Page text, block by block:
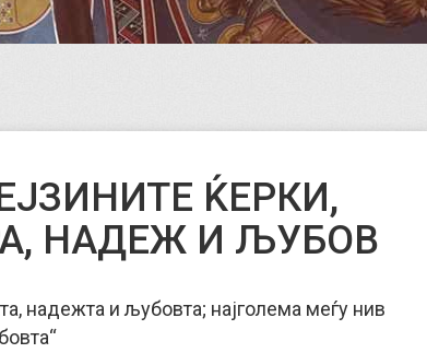
ЌЕРКИ,
НАДЕЖ И ЉУБОВ
надежта и љубовта; најголема меѓу нив